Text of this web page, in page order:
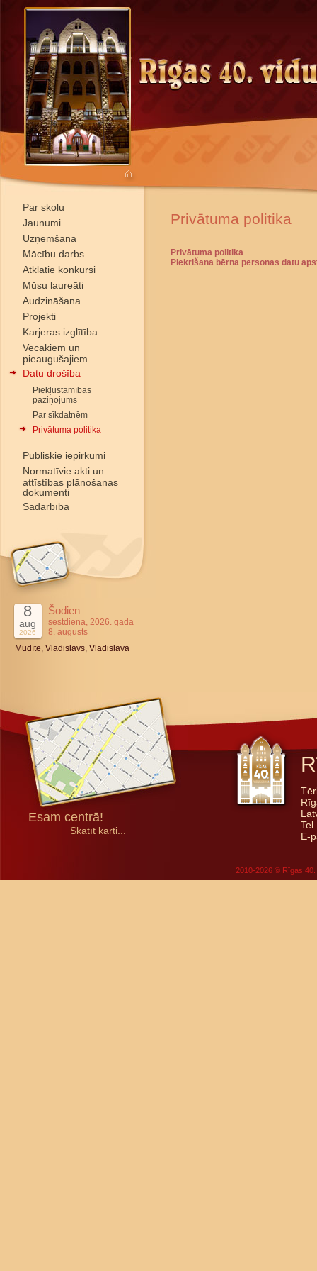
Par skolu
Jaunumi
Uzņemšana
Mācību darbs
Atklātie konkursi
Mūsu laureāti
Audzināšana
Projekti
Karjeras izglītība
Vecākiem un
pieaugušajiem
Datu drošība
Piekļūstamības
paziņojums
Par sīkdatnēm
Privātuma politika
Publiskie iepirkumi
Normatīvie akti un
attīstības plānošanas
dokumenti
Sadarbība
8
aug
2026
Šodien
sestdiena, 2026. gada
8. augusts
Mudīte, Vladislavs, Vladislava
Privātuma politika
Privātuma politika
Piekrišana bērna personas datu
Esam centrā!
Skatīt karti...
E-
2010-2026 © Rīgas